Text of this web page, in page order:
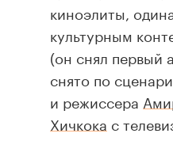
киноэлиты,
культурным
(он снял первый
снято по
и режиссера
Хичкока с